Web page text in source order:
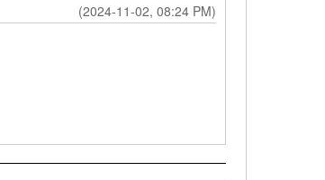
(2024-11-02, 08:24 PM)